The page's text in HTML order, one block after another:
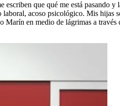
que qué me está pasando y
acoso psicológico. Mis hijas
Marín en medio de lágrimas a través